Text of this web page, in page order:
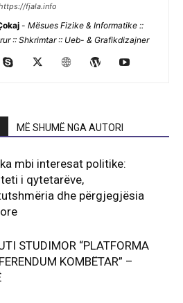
fjala.info
- Mësues Fizike & Informatike ::
:: Shkrimtar :: Ueb- & Grafikdizajner
MË SHUMË NGA AUTORI
mbi interesat politike:
i qytetarëve,
dhe përgjegjësia
STUDIMOR “PLATFORMA
KOMBËTAR” –